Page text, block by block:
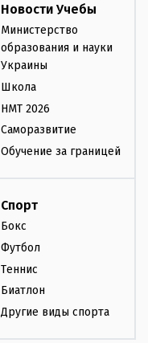
Новости Учебы
Министерство
образования и науки
Украины
Школа
НМТ 2026
Саморазвитие
Обучение за границей
Спорт
Бокс
Футбол
Теннис
Биатлон
Другие виды спорта